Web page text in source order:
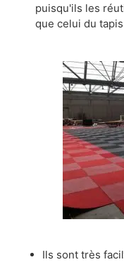
puisqu'ils les
que celui du
Ils sont très